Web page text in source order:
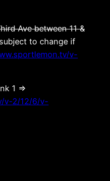
Ave between 11 &
to change if
v-
1 =>
v-2/12/6/v-